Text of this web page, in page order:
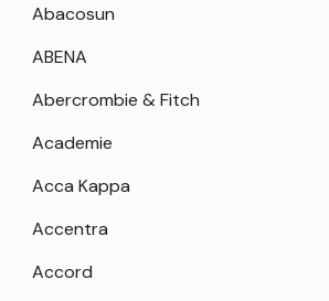
Abacosun
ABENA
Abercrombie & Fitch
Academie
Acca Kappa
Accentra
Accord